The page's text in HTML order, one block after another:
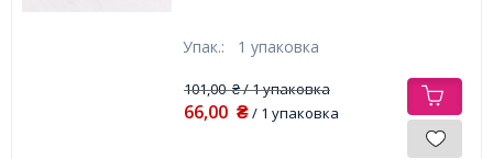
Упак.: 1 упаковка
101,00₴/ 1 упаковка
66,00 ₴/ 1 упаковка